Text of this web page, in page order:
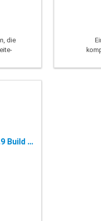
die
CoffeeCup Web Form Builder - 2.9 Build 5557